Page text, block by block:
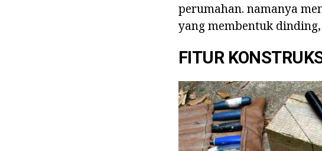
perumahan. namanya
yang membentuk
FITUR